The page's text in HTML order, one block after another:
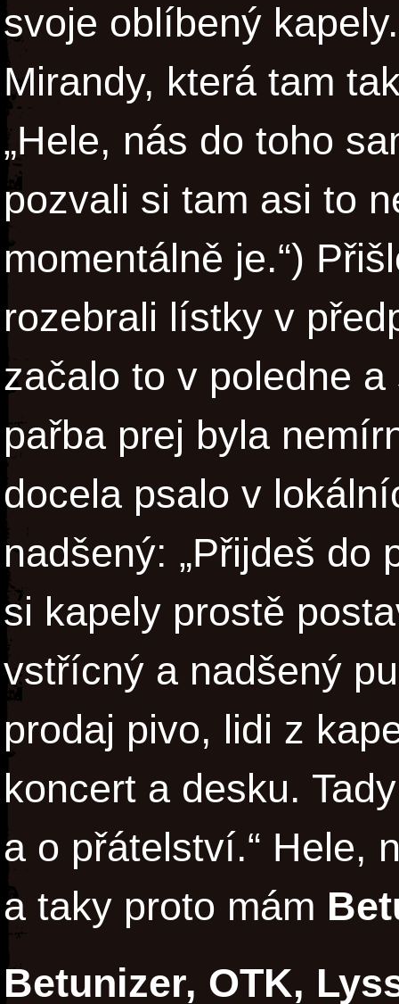
svoje oblíbený
Mirandy, která tam
„Hele, nás do toho
pozvali si tam asi to
momentálně je.“)
rozebrali lístky v
začalo to v poledne
pařba prej byla
docela psalo v
nadšený: „Přijdeš do
si kapely prostě
vstřícný a nadšený
prodaj pivo, lidi z
koncert a desku.
a o přátelství.“ Hele,
a taky proto mám
Betunizer, OTK,